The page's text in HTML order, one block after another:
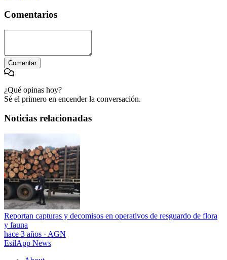
Comentarios
Comentar
¿Qué opinas hoy?
Sé el primero en encender la conversación.
Noticias relacionadas
Reportan capturas y decomisos en operativos de resguardo de flora
y fauna
hace 3 años · AGN
EsilApp News